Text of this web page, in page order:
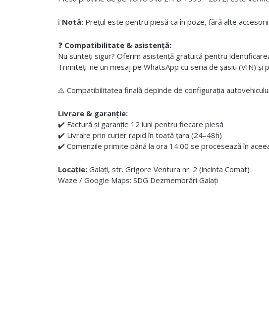
ℹ️ Notă: Prețul este pentru piesă ca în poze, fără alte
❓ Compatibilitate & asistență:
Nu sunteți sigur? Oferim asistență gratuită pentru
Trimiteți-ne un mesaj pe WhatsApp cu seria de șasiu (VIN) și
⚠️ Compatibilitatea finală depinde de configurația
Livrare & garanție:
✔️ Factură și garanție 12 luni pentru fiecare piesă
✔️ Livrare prin curier rapid în toată țara (24–48h)
✔️ Comenzile primite până la ora 14:00 se procesează în
Locație: Galați, str. Grigore Ventura nr. 2 (incinta Comat)
Waze / Google Maps: SDG Dezmembrări Galați